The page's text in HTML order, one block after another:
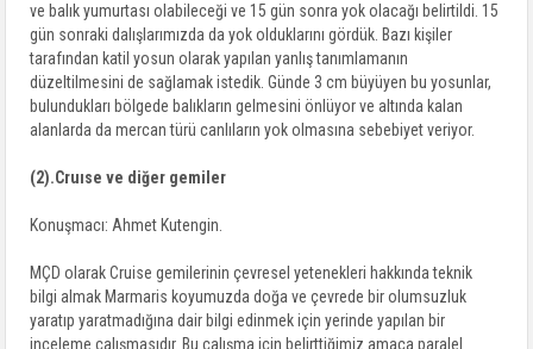
ve balık yumurtası olabileceği ve 15 gün sonra yok olacağı belirtildi. 15
gün sonraki dalışlarımızda da yok olduklarını gördük. Bazı kişiler
tarafından katil yosun olarak yapılan yanlış tanımlamanın
düzeltilmesini de sağlamak istedik. Günde 3 cm büyüyen bu yosunlar,
bulundukları bölgede balıkların gelmesini önlüyor ve altında kalan
alanlarda da mercan türü canlıların yok olmasına sebebiyet veriyor.
(2).Cruıse ve diğer gemiler
Konuşmacı: Ahmet Kutengin.
MÇD olarak Cruise gemilerinin çevresel yetenekleri hakkında teknik
bilgi almak Marmaris koyumuzda doğa ve çevrede bir olumsuzluk
yaratıp yaratmadığına dair bilgi edinmek için yerinde yapılan bir
inceleme çalışmasıdır. Bu çalışma için belirttiğimiz amaca paralel